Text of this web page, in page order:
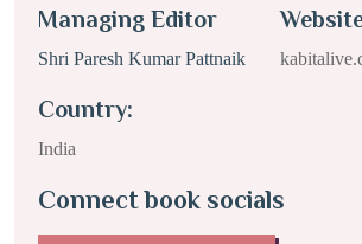
Managing Editor
Shri Paresh Kumar Pattnaik
Country:
India
Connect book socials